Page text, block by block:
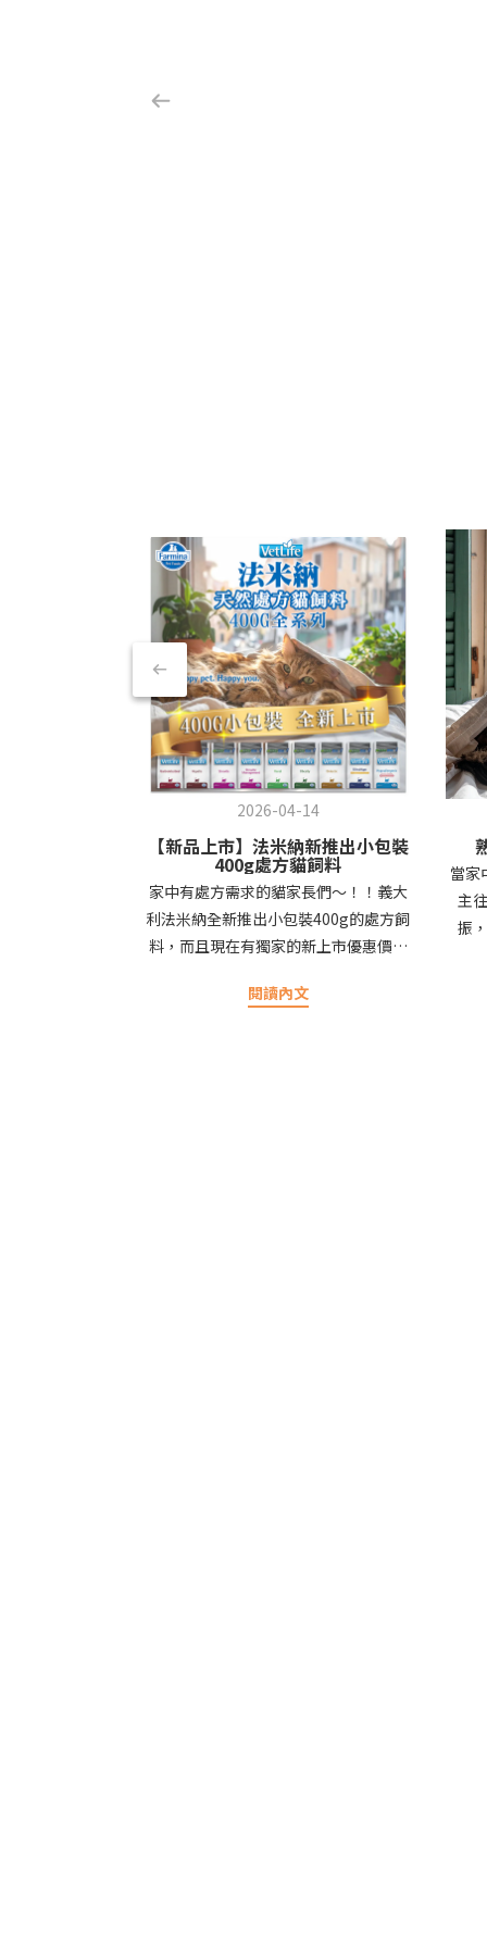
2026-04-14
【新品上市】法米納新推出小包裝
400g處方貓飼料
家中有處方需求的貓家長們～！！義大
利法米納全新推出小包裝400g的處方飼
料，而且現在有獨家的新上市優惠價，
有限時間，想卡位的家長們可以參考一
閱讀內文
當家
主
振
素
除
物